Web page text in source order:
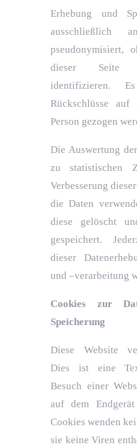
Erhebung und
ausschließlich
pseudonymisiert,
dieser Seite
identifizieren.
Rückschlüsse
Person gezogen
Die Auswertung
zu statistischen
Verbesserung
die Daten
diese gelöscht
gespeichert.
dieser
und –verarbeitung
Cookies zur
Speicherung
Diese Website
Dies ist eine
Besuch einer
auf dem
Cookies wenden
sie keine Viren